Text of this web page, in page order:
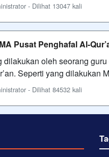
- Dilihat 13047 kali
Pusat Penghafal Al-
dilakukan oleh seorang
Seperti yang dilakukan
- Dilihat 84532 kali